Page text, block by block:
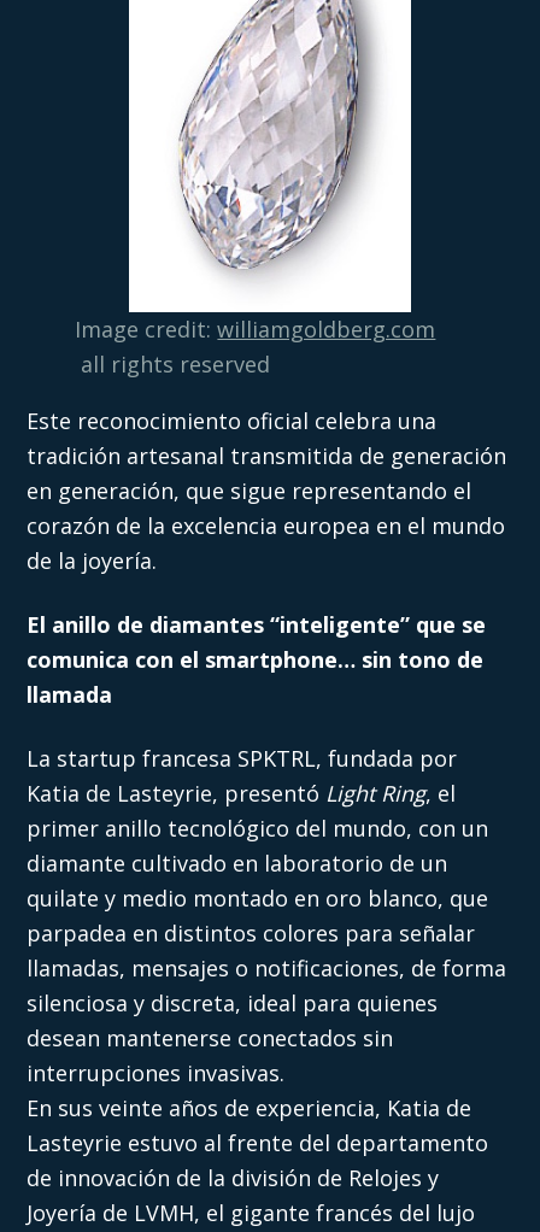
Image credit:williamgoldberg.com
all rights reserved
Este reconocimiento oficial celebra una
tradición artesanal transmitida de generación
en generación, que sigue representando el
corazón de la excelencia europea en el mundo
de la joyería.
El anillo de diamantes “inteligente” que se
comunica con el smartphone… sin tono de
llamada
La startup francesa SPKTRL, fundada por
Katia de Lasteyrie, presentó Light Ring, el
primer anillo tecnológico del mundo, con un
diamante cultivado en laboratorio de un
quilate y medio montado en oro blanco, que
parpadea en distintos colores para señalar
llamadas, mensajes o notificaciones, de forma
silenciosa y discreta, ideal para quienes
desean mantenerse conectados sin
interrupciones invasivas.
En sus veinte años de experiencia, Katia de
Lasteyrie estuvo al frente del departamento
de innovación de la división de Relojes y
Joyería de LVMH, el gigante francés del lujo